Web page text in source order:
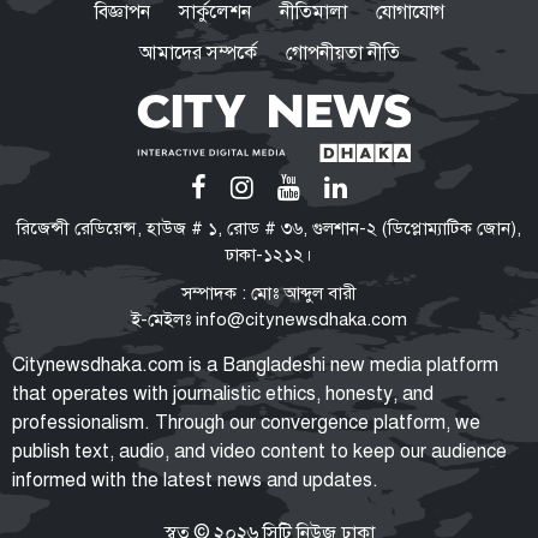
রাষ্ট্রপতি নির্বাচনের ভোটার তালিকা
প্রকাশ, ভোট দেবেন ৩৪৯ এমপি
ফরিদপুর জেনারেল হাসপাতালকে ২৫০
শয্যায় উন্নীত করার উদ্যোগ, প্রথম
বিমানবন্দরের নিরাপত্তা
ভিআইপি ও সিআইপি ব্যক্তিসহ
সবাইকে তল্লাশির নির্দেশ মন্ত্রীর
ভারত সরকারের ভূমিকা নিয়ে প্রশ্ন
বিজ্ঞাপন সার্কুলেশন নীতিমালা
যোগাযোগ
আমাদের সম্পর্কে
গোপনীয়তা নীতি
রিজেন্সী রেডিয়েন্স, হাউজ # ১, রোড # ৩৬, গুলশান-২ (ডিপ্লোম্যাটিক জোন),
ঢাকা-১২১২।
সম্পাদক : মোঃ আব্দুল বারী
ই-মেইলঃ info@citynewsdhaka.com
Citynewsdhaka.com is a Bangladeshi new media platform
that operates with journalistic ethics, honesty, and
professionalism. Through our convergence platform, we
publish text, audio, and video content to keep our audience
informed with the latest news and updates.
স্বত্ব © ২০২৬ সিটি নিউজ ঢাকা